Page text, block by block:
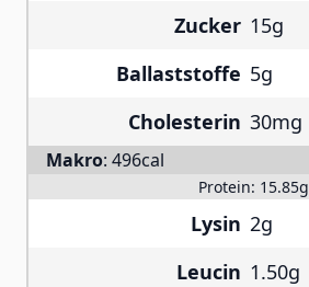
Zucker 15g
Ballaststoffe 5g
Cholesterin 30mg
Makro: 496cal
Protein: 15.85g
Lysin 2g
Leucin 1.50g